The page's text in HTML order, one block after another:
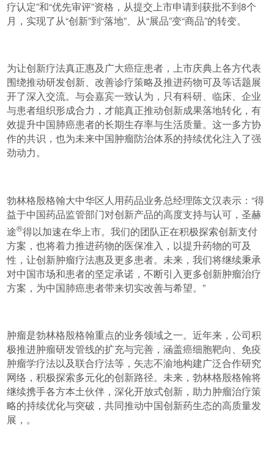
疗认定”和“优先审评”资格，从提交上市申请到获批不到8个
月，实现了从“创新”到“落地”、从“展品”变“商品”的转变。
为让创新疗法真正惠及广大癌症患者，上市庆典上各方代表
围绕推动研发创新、改善诊疗策略及推进药物可及等话题展
开了深入交流。与会嘉宾一致认为，只有科研、临床、企业
与患者组织形成合力，才能真正推动创新成果落地转化，有
效提升中国肺癌患者的长期生存率与生活质量。这一多方协
作的共识，也为未来中国肿瘤防治体系的持续优化注入了强
劲动力。
勃林格殷格翰大中华区人用药品业务总经理陈文汉表示：“得
益于中国药品监管部门对创新产品的高度支持与认可，圣赫
途®得以加速在华上市。我们的团队正在积极探索创新支付
方案，也将着力推进药物的医保准入，以提升药物的可及
性，让创新肿瘤疗法惠及更多患者。未来，我们将继续秉承
对中国市场和患者的坚定承诺，不断引入更多创新肿瘤治疗
方案，为中国肺癌患者带来切实改善与希望。”
肿瘤是勃林格殷格翰重点的业务领域之一。近年来，公司积
极推进肿瘤研发管线的扩充与完善，涵盖癌细胞靶向、免疫
肿瘤学疗法以及联合疗法等，矢志不渝地构建广泛合作研究
网络，积极探索多元化的创新路径。未来，勃林格殷格翰将
继续携手各方本土伙伴，深化开放式创新，助力肿瘤治疗策
略的持续优化与突破，共同推动中国创新药生态的高质量发
展，。